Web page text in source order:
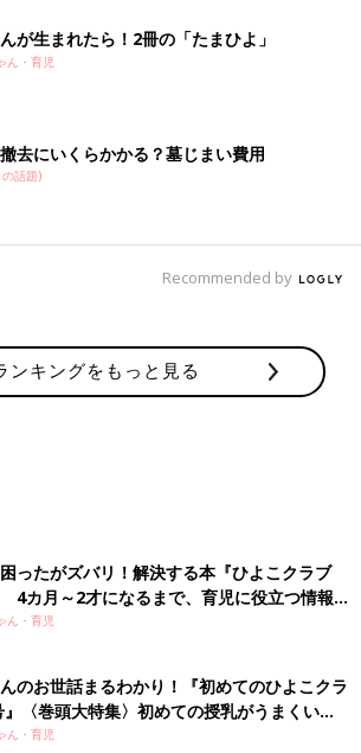
１年生の娘がおり、仕事柄、iPad発売日に
た（笑）。初めの頃こそ「新しいメディ
になって遊んでいましたが、次第に使わな
く遊んでいません。その時々で子どものブ
、今では絵を描いたり、本を読んだりする
です。思うに、「新しいメディア」と恐れ
あって、
でしかないんだ、と実感しています。
いることが問題だったということだったので
はりかかわらせ方・使い方が問題ということ
もう子どもからデジタルツールを全部取り上
た外遊びも、デジタルツールも、どちらも
が大切だと思いますね。ただ、幼い頃ほ
タルに先に慣れると、体を使うことをおっ
からです。
のある範囲で使用している限りは、子ども
い、ということがわかり、ほっとしたかた
用時の約束を守らせるのは時として難しい
が生まれたら！2冊の「たまひよ」
ん・育児
去にいくらかかる？墓じまい費用
の話題)
Recommended by
ンキングをもっと見る
ったがズバリ！解決する本『ひよこクラブ
4カ月～2才になるまで、育児に役立つ情報が
！
ん・育児
のお世話まるわかり！『初めてのひよこクラ
』〈巻頭大特集〉初めての授乳がうまくい
ぱい・ミルクの基本と夏のトラブル 解決テ
ん・育児